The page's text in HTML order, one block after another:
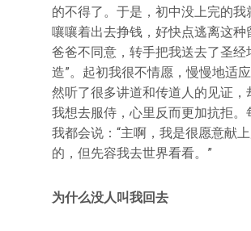
的不得了。于是，初中没上完的我
嚷嚷着出去挣钱，好快点逃离这种
爸爸不同意，转手把我送去了圣经
造”。起初我很不情愿，慢慢地适
然听了很多讲道和传道人的见证，
我想去服侍，心里反而更加抗拒。
我都会说：“主啊，我是很愿意献
的，但先容我去世界看看。”
为什么没人叫我回去